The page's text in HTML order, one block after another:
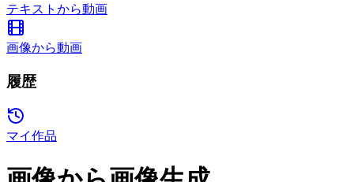
テキストから動画
画像から動画
履歴
マイ作品